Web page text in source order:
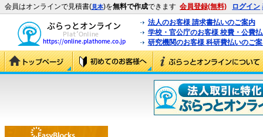
会員はオンラインで見積書(見本)を無料で作成できます 会員登録(無料) ログイン
法人のお客様 請求書払いのご案内
学校・官公庁のお客様 校費・公費
研究機関のお客様 科研費払いのご